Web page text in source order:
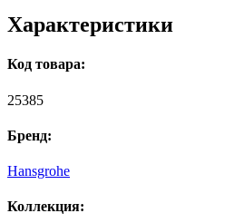
Характеристики
Код товара:
25385
Бренд:
Hansgrohe
Коллекция: